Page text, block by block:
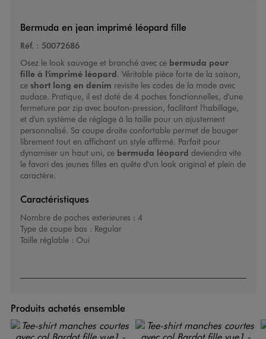
Bermuda en jean imprimé léopard fille
Réf. : 50072686
Osez le look sauvage et branché avec ce bermuda pour
filleà l'imprimé léopard. Véritable pièce forte de la saison,
ce short long en denim revisite les codes de la mode avec
audace. Pratique, il est doté de 4 poches fonctionnelles, d'une
fermeture par zip avec bouton-pression, facilitant l'habillage,
et d'un système de réglage à la taille pour un ajustement
personnalisé. Sa coupe droite confortable permet de bouger
librement tout en affichant un style affirmé. Parfait pour
dynamiser un haut uni, ce bermuda léopard deviendra vite
le favori des jeunes filles en quête d'un look original et plein de
caractère.
Caractéristiques
Nombre de poches exterieures : 4
Type de coupe bas : Regular
Taille réglable : Oui
Produits achetés ensemble